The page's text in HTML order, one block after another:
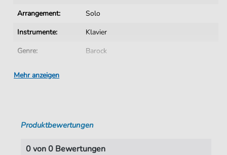
Arrangement:
Solo
Instrumente:
Klavier
Genre:
Barock
Ära:
Seiten:
1
Verlag:
Jürgen Knuth
Mehr anzeigen
Produktbewertungen
0 von 0 Bewertungen